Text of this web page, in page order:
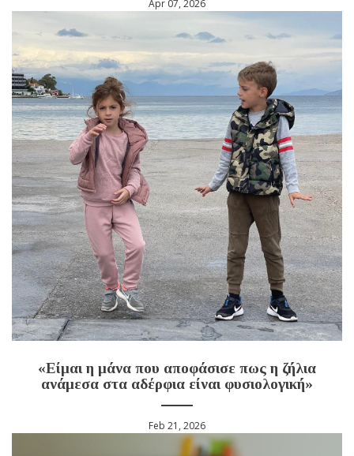
Apr 07, 2026
«Είμαι η μάνα που αποφάσισε πως η ζήλια
ανάμεσα στα αδέρφια είναι φυσιολογική»
Feb 21, 2026